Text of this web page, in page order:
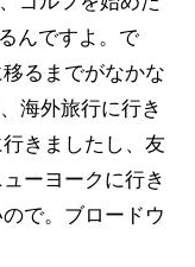
んですよ。で
るまでがなかな
海外旅行に行き
きましたし、友
ーヨークに行き
で。ブロードウ